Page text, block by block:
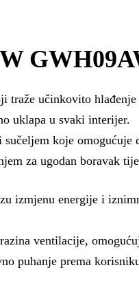
učinkovito
uklapa u svaki interijer.
koje
za ugodan boravak
izmjenu energije i
ventilacije,
puhanje prema